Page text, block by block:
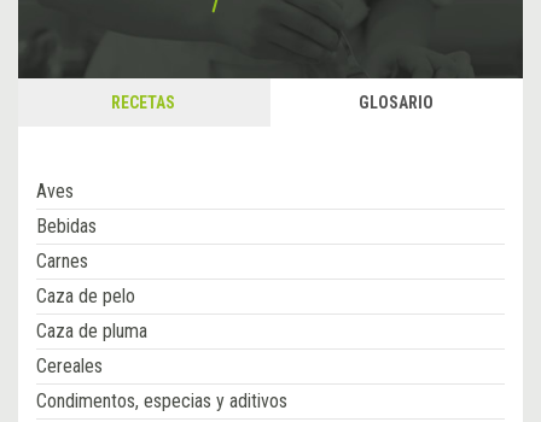
RECETAS GLOSARIO
Aves
Bebidas
Carnes
Caza de pelo
Caza de pluma
Cereales
Condimentos, especias y aditivos